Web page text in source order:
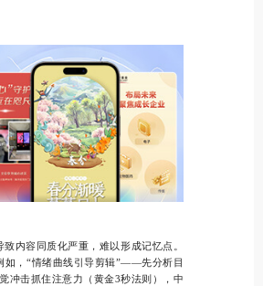
内容同质化严重，难以形成记忆点。
如，“情绪曲线引导剪辑”——先分析目
冲击抓住注意力（黄金3秒法则），中